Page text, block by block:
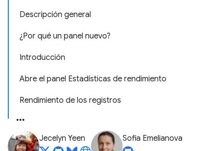
Descripción general
¿Por qué un panel nuevo?
Introducción
Abre el panel Estadísticas de rendimiento
Rendimiento de los registros
Jecelyn Yeen Sofia Emelianova